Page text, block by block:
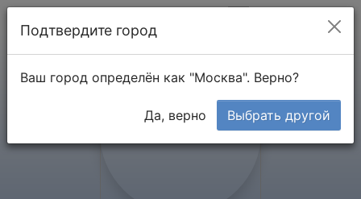
Подтвердите город
Ваш город определён как "Москва". Верно?
Да, верно Выбрать другой